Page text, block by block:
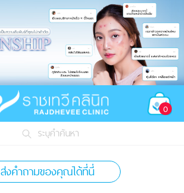
0
ระบุคำค้นหา
ส่งคำถามของคุณได้ที่นี่